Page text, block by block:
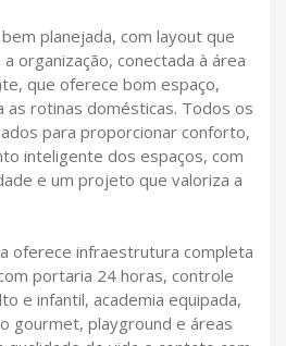
planejada, com layout que
organização, conectada à área
que oferece bom espaço,
as rotinas domésticas. Todos os
para proporcionar conforto,
inteligente dos espaços, com
e um projeto que valoriza a
oferece infraestrutura completa
portaria 24 horas, controle
e infantil, academia equipada,
gourmet, playground e áreas